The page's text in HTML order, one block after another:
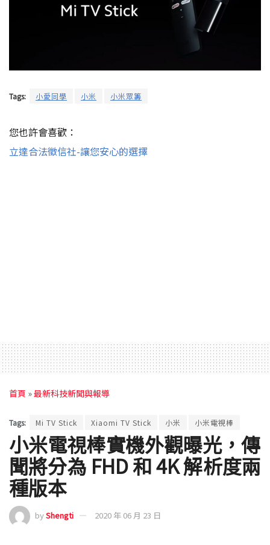
Tags: 小愛同學 小米 小米眾籌
您也許會喜歡：
立達合法徵信社-讓您安心的選擇
首頁 »最新科技新聞與報導
Tags: Mi TV Stick Xiaomi TV Stick 小米 小米電視棒
小米電視棒實機外觀曝光，傳
聞將分為 FHD 和 4K 解析度兩
種版本
byShengti 2020 年 06 月 23 日